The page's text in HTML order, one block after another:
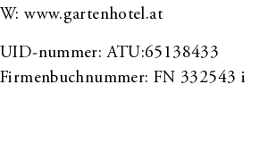
W:www.gartenhotel.at
UID-nummer: ATU:65138433
Firmenbuchnummer: FN 332543 i